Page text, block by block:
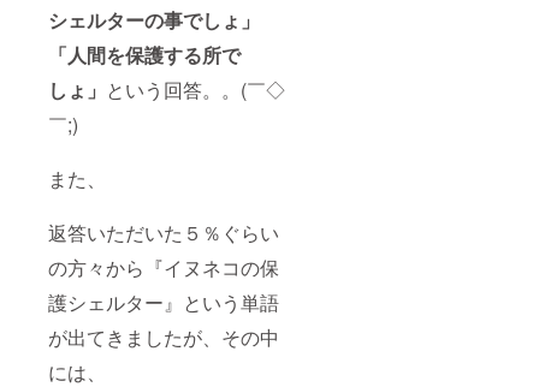
シェルターの事でしょ」
「人間を保護する所で
しょ」 という回答。。(￣◇
￣;)
また、
返答いただいた５％ぐらい
の方々から『イヌネコの保
護シェルター』という単語
が出てきましたが、その中
には、